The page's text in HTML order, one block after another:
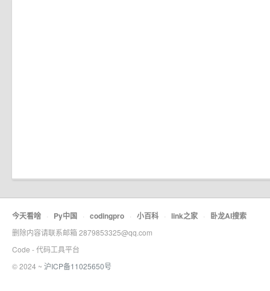
今天看啥 · Py中国 · codingpro · 小百科 · link之家 · 卧龙AI搜索
删除内容请联系邮箱 2879853325@qq.com
Code - 代码工具平台
© 2024 ~ 沪ICP备11025650号